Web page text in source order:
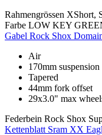
Rahmengrössen XShort,
Farbe LOW KEY
Gabel Rock Shox
Air
170mm suspension
Tapered
44mm fork offset
29x3.0" max
Federbein Rock Shox
Kettenblatt Sram XX